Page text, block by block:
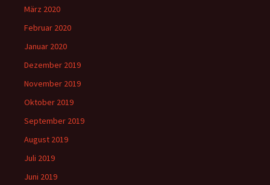
März 2020
Februar 2020
Januar 2020
Dezember 2019
November 2019
Oktober 2019
September 2019
August 2019
Juli 2019
Juni 2019